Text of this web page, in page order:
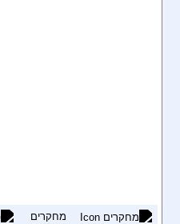
מחקרים